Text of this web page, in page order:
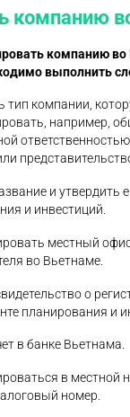
компанию
компанию
выполнить
тип компании,
например,
и утвердить
и инвестиций.
местный
во Вьетнаме.
о
планирования и
в банке Вьетнама.
в местной
номер.